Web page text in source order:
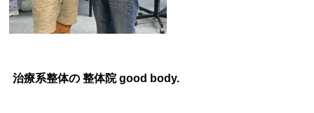
治療系整体の 整体院 good body.